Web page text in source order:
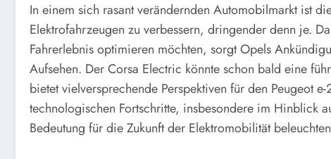
In einem sich rasant verändernden Automobilmarkt ist
Elektrofahrzeugen zu verbessern, dringender denn je.
Fahrerlebnis optimieren möchten, sorgt Opels
Aufsehen. Der Corsa Electric könnte schon bald eine
bietet vielversprechende Perspektiven für den Peugeot
technologischen Fortschritte, insbesondere im Hinblick
Bedeutung für die Zukunft der Elektromobilität